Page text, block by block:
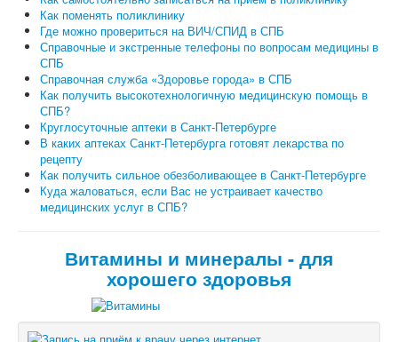
Как поменять поликлинику
Где можно провериться на ВИЧ/СПИД в СПБ
Справочные и экстренные телефоны по вопросам медицины в
СПБ
Справочная служба «Здоровье города» в СПБ
Как получить высокотехнологичную медицинскую помощь в
СПБ?
Круглосуточные аптеки в Санкт-Петербурге
В каких аптеках Санкт-Петербурга готовят лекарства по
рецепту
Как получить сильное обезболивающее в Санкт-Петербурге
Куда жаловаться, если Вас не устраивает качество
медицинских услуг в СПБ?
Витамины и минералы - для
хорошего здоровья